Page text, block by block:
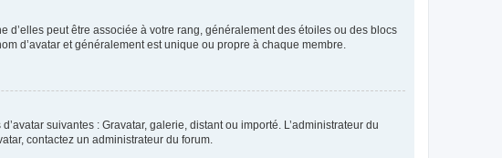
d’elles peut être associée à votre rang, généralement des étoiles ou des blocs
d’avatar et généralement est unique ou propre à chaque membre.
suivantes : Gravatar, galerie, distant ou importé. L’administrateur du
contactez un administrateur du forum.